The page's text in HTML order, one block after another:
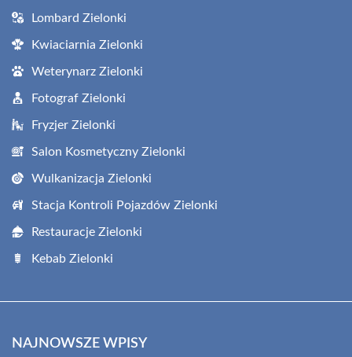
Lombard Zielonki
Kwiaciarnia Zielonki
Weterynarz Zielonki
Fotograf Zielonki
Fryzjer Zielonki
Salon Kosmetyczny Zielonki
Wulkanizacja Zielonki
Stacja Kontroli Pojazdów Zielonki
Restauracje Zielonki
Kebab Zielonki
NAJNOWSZE WPISY